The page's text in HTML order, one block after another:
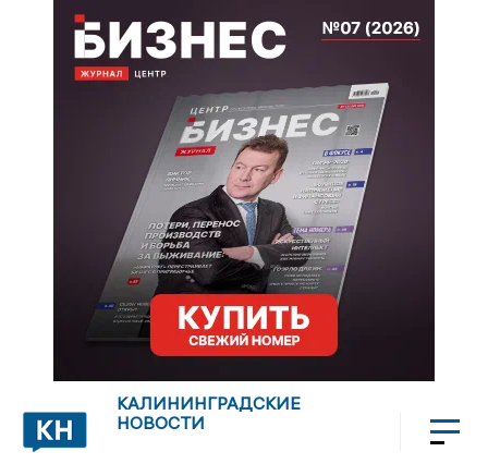
КАЛИНИНГРАДСКИЕ
НОВОСТИ